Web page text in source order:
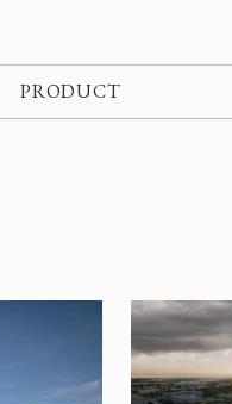
PRODUCT